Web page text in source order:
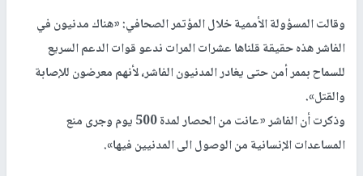
وقالت المسؤولة الأممية خلال المؤتمر الصحافي: «هناك مدنيون في
الفاشر هذه حقيقة قلناها عشرات المرات ندعو قوات الدعم السريع
للسماح بممر أمن حتى يغادر المدنيون الفاشر، لأنهم معرضون للإصابة
والقتل».
وذكرت أن الفاشر «عانت من الحصار لمدة 500 يوم وجرى منع
المساعدات الإنسانية من الوصول الى المدنيين فيها».